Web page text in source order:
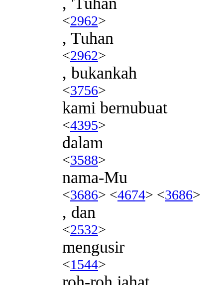
<2962>
, Tuhan
<2962>
, bukankah
<3756>
kami bernubuat
<4395>
dalam
<3588>
nama-Mu
<3686> <4674> <3686>
, dan
<2532>
mengusir
<1544>